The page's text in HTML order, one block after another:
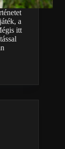
a
itt